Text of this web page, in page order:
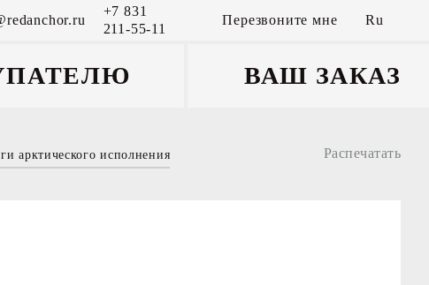
+7 831
211-55-11
Перезвоните мне Ru
ВАШ ЗАКАЗ
арктического исполнения Распечатать